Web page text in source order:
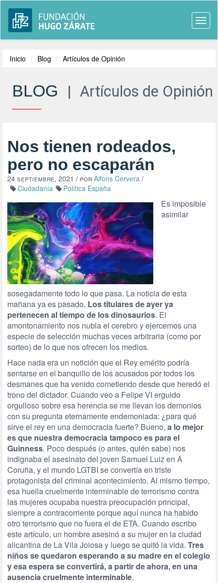
Inicio Blog Artículos de Opinión
BLOG | Artículos de Opinión
Nos tienen rodeados,
pero no escaparán
24 septiembre, 2021 / por Alfons Cervera /
Ciudadanía
Política España
Es imposible
asimilar
sosegadamente todo lo que pasa. La noticia de esta
mañana ya es pasado. Los titulares de ayer ya
pertenecen al tiempo de los dinosaurios. El
amontonamiento nos nubla el cerebro y ejercemos una
especie de selección muchas veces arbitraria (como por
sorteo) de lo que nos ofrecen los medios.
Hace nada era un notición que el Rey emérito podría
sentarse en el banquillo de los acusados por todos los
desmanes que ha venido cometiendo desde que heredó el
trono del dictador. Cuando veo a Felipe VI erguido
orgulloso sobre esa herencia se me llevan los demonios
con su pregunta eternamente endemoniada: ¿para qué
sirve el rey en una democracia fuerte? Bueno, a lo mejor
es que nuestra democracia tampoco es para el
Guinness. Poco después (o antes, quién sabe) nos
indignaba el asesinato del joven Samuel Luiz en A
Coruña, y el mundo LGTBI se convertía en triste
protagonista del criminal acontecimiento. Al mismo tiempo,
esa huella cruelmente interminable de terrorismo contra
las mujeres ocupaba nuestra preocupación principal,
siempre a contracorriente porque aquí nunca ha habido
otro terrorismo que no fuera el de ETA. Cuando escribo
este artículo, un hombre asesinó a su mujer en la ciudad
alicantina de La Vila Joiosa y luego se quitó la vida. Tres
niños se quedaron esperando a su madre en el colegio
y esa espera se convertirá, a partir de ahora, en una
ausencia cruelmente interminable.